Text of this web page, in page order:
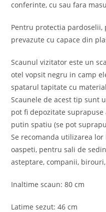
conferinte, cu sau fara
Pentru protectia
prevazute cu capace din
Scaunul vizitator este un
otel vopsit negru in camp
spatarul tapitate cu
Scaunele de acest tip sunt
pot fi depozitate
putin spatiu (se pot
Se recomanda utilizarea
oaspeti, pentru sali de
asteptare, companii,
Inaltime scaun: 80 cm
Latime sezut: 46 cm